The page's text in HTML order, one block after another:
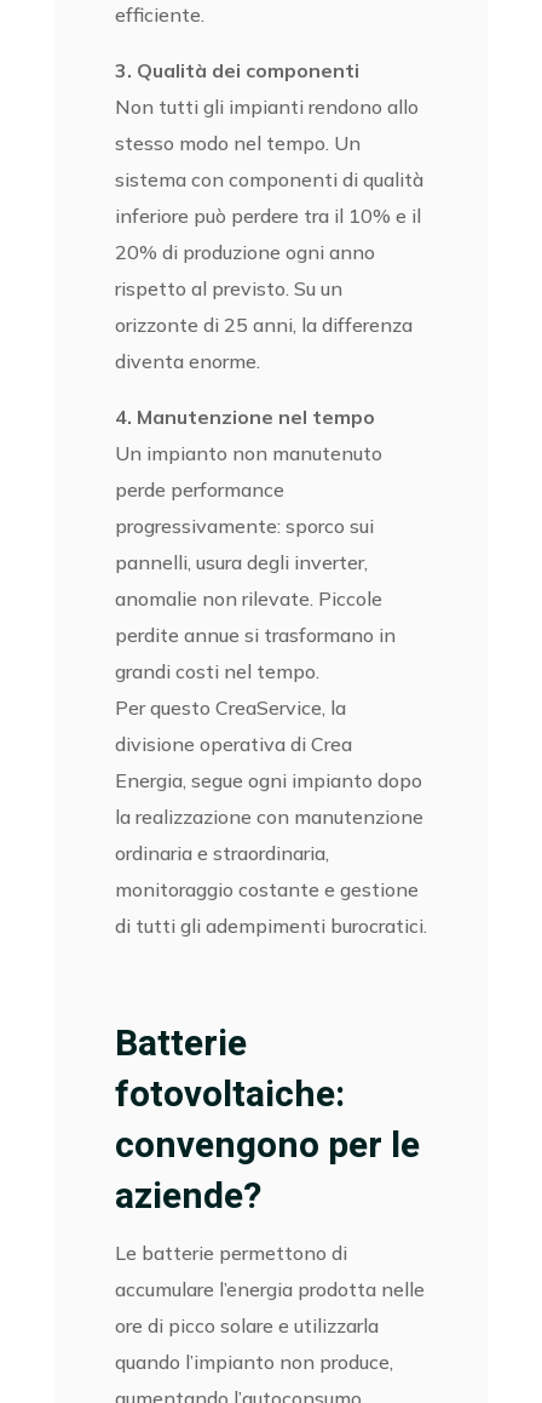
efficiente.
3. Qualità dei componenti
Non tutti gli impianti rendono allo
stesso modo nel tempo. Un
sistema con componenti di qualità
inferiore può perdere tra il 10% e il
20% di produzione ogni anno
rispetto al previsto. Su un
orizzonte di 25 anni, la differenza
diventa enorme.
4. Manutenzione nel tempo
Un impianto non manutenuto
perde performance
progressivamente: sporco sui
pannelli, usura degli inverter,
anomalie non rilevate. Piccole
perdite annue si trasformano in
grandi costi nel tempo.
Per questo CreaService, la
divisione operativa di Crea
Energia, segue ogni impianto dopo
la realizzazione con manutenzione
ordinaria e straordinaria,
monitoraggio costante e gestione
di tutti gli adempimenti burocratici.
Batterie
fotovoltaiche:
convengono per le
aziende?
Le batterie permettono di
accumulare l’energia prodotta nelle
ore di picco solare e utilizzarla
quando l’impianto non produce,
aumentando l’autoconsumo.